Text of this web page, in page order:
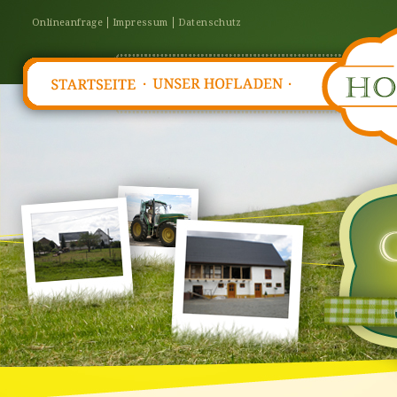
Onlineanfrage Impressum Datenschutz